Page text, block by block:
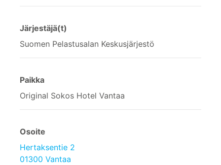
Järjestäjä(t)
Suomen Pelastusalan Keskusjärjestö
Paikka
Original Sokos Hotel Vantaa
Osoite
Hertaksentie 2
01300 Vantaa